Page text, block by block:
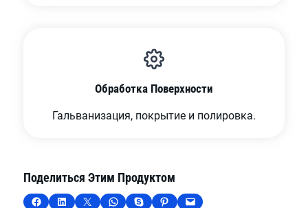
Обработка Поверхности
Гальванизация, покрытие и полировка.
Поделиться Этим Продуктом
Поделиться на Facebook
Поделиться на LinkedIn
Поделиться на X Поделиться в WhatsApp
Поделиться в SkypeПоделиться в PinterestОтправить по электронной почте эту страницу